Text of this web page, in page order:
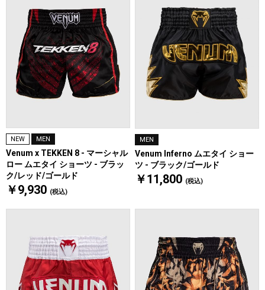
NEW MEN
Venum x TEKKEN 8 - マーシャル
ロー ムエタイ ショーツ - ブラッ
ク/レッド/ゴールド
￥9,930 (税込)
MEN
Venum Inferno ムエタイ ショー
ツ - ブラック/ゴールド
￥11,800 (税込)